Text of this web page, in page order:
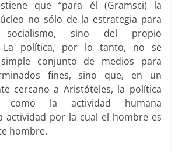
que “para él (Gramsci) la
no sólo de la estrategia para
sino del propio
política, por lo tanto, no se
conjunto de medios para
fines, sino que, en un
cercano a Aristóteles, la política
como la actividad humana
actividad por la cual el hombre es
hombre.